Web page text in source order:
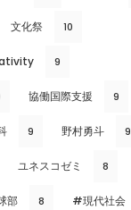
文化祭 10
9
協働国際支援 9
9 野村勇斗 9
ユネスコゼミ 8
部 8 #現代社会